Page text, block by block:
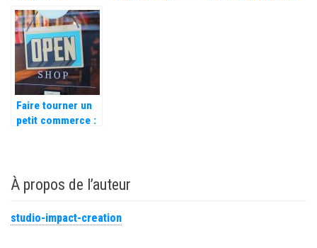
developper son
entreprise
Faire tourner un
petit commerce :
À propos de l’auteur
studio-impact-creation